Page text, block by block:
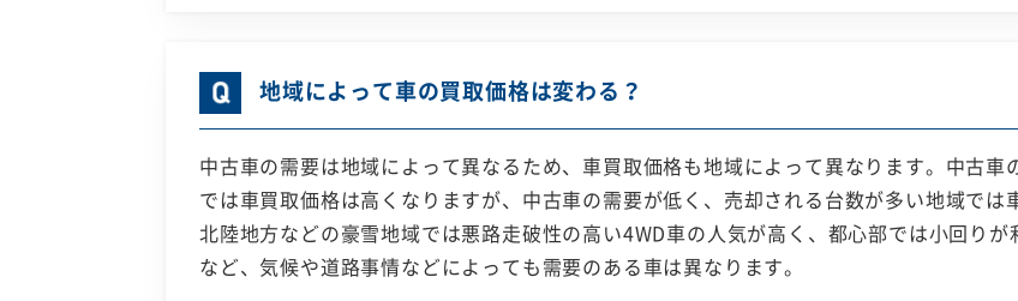
地域によって車の買取価格は変わる？
中古車の需要は地域によって異なるため、車買取価格も地域によって異なります。中古
では車買取価格は高くなりますが、中古車の需要が低く、売却される台数が多い地域で
北陸地方などの豪雪地域では悪路走破性の高い4WD車の人気が高く、都心部では小回り
など、気候や道路事情などによっても需要のある車は異なります。